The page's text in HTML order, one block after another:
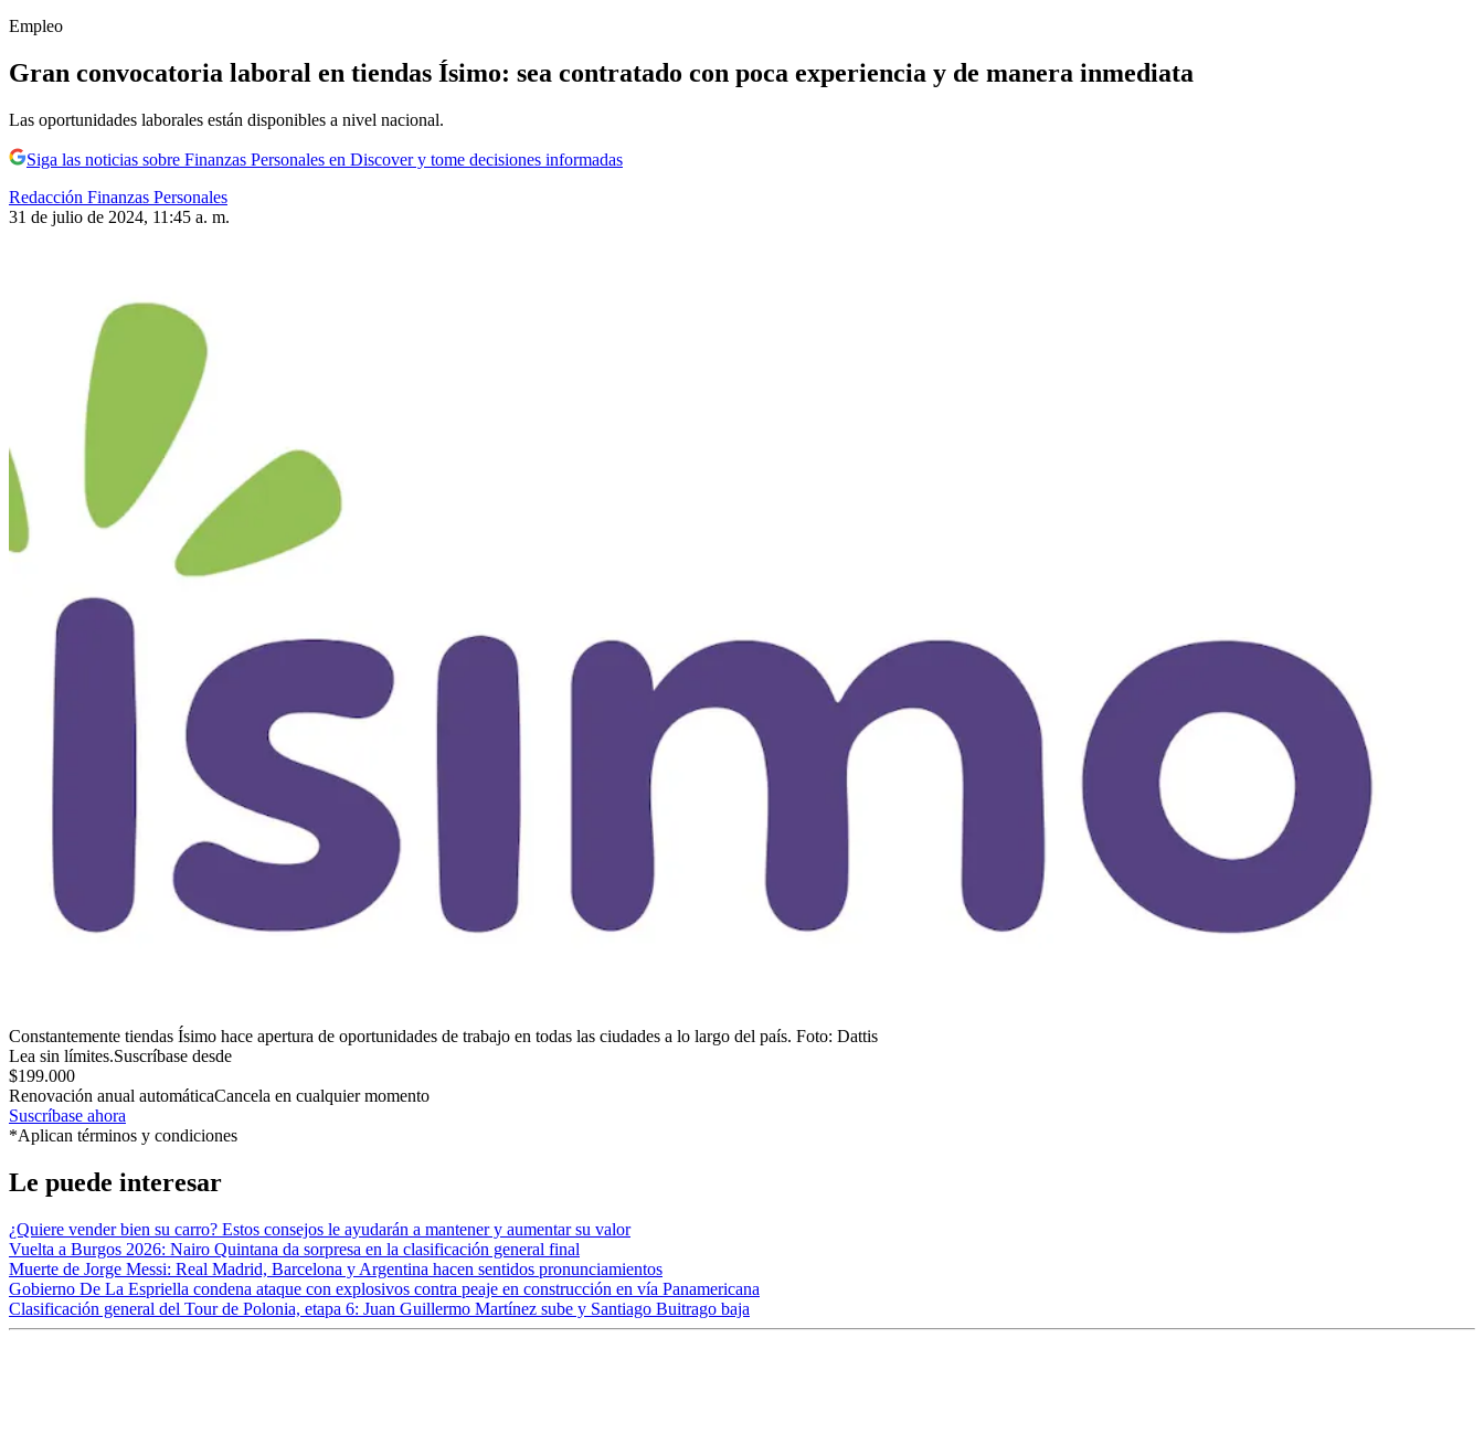
Empleo
Gran convocatoria laboral en tiendas Ísimo: sea contratado con poca experiencia y de manera inmediata
Las oportunidades laborales están disponibles a nivel nacional.
Siga las noticias sobre Finanzas Personales en Discover y tome decisiones informadas
Redacción Finanzas Personales
31 de julio de 2024, 11:45 a. m.
Constantemente tiendas Ísimo hace apertura de oportunidades de trabajo en todas las ciudades a lo largo del país. Foto: Dattis
Lea sin límites.Suscríbase desde
$199.000
Renovación anual automáticaCancela en cualquier momento
Suscríbase ahora
*Aplican términos y condiciones
Le puede interesar
¿Quiere vender bien su carro? Estos consejos le ayudarán a mantener y aumentar su valor
Vuelta a Burgos 2026: Nairo Quintana da sorpresa en la clasificación general final
Muerte de Jorge Messi: Real Madrid, Barcelona y Argentina hacen sentidos pronunciamientos
Gobierno De La Espriella condena ataque con explosivos contra peaje en construcción en vía Panamericana
Clasificación general del Tour de Polonia, etapa 6: Juan Guillermo Martínez sube y Santiago Buitrago baja